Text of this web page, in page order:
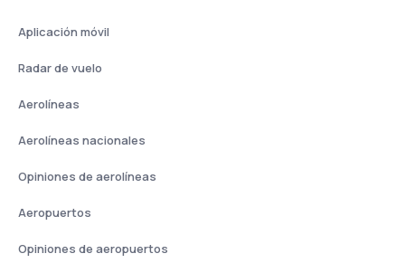
Aplicación móvil
Radar de vuelo
Aerolíneas
Aerolíneas nacionales
Opiniones de aerolíneas
Aeropuertos
Opiniones de aeropuertos